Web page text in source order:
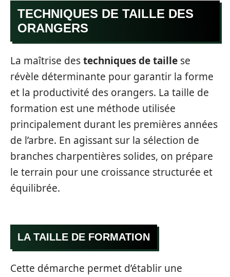
TECHNIQUES DE TAILLE DES
ORANGERS
La maîtrise destechniques de taille se
révèle déterminante pour garantir la forme
et la productivité des orangers. La taille de
formation est une méthode utilisée
principalement durant les premières années
de l’arbre. En agissant sur la sélection de
branches charpentières solides, on prépare
le terrain pour une croissance structurée et
équilibrée.
LA TAILLE DE FORMATION
Cette démarche permet d’établir une